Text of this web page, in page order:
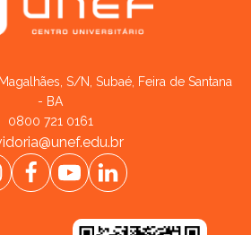
S/N, Subaé, Feira de Santana
- BA
0800 721 0161